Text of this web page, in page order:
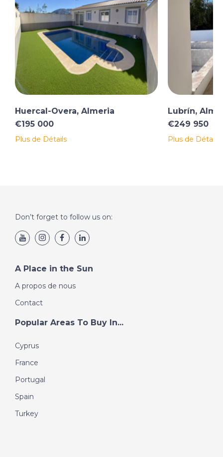
Huercal-Overa, Almeria
€195 000
Plus de Détails
Lubrín,
€249 950
Plus de Détails
Don’t forget to follow us on:
A Place in the Sun
A propos de nous
Contact
Popular Areas To Buy In...
Cyprus
France
Portugal
Spain
Turkey